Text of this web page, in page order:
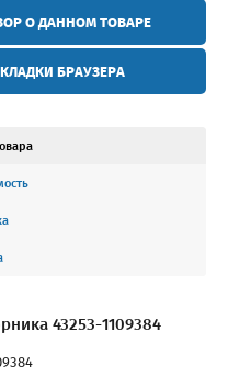
О ДАННОМ ТОВАРЕ
БРАУЗЕРА
43253-1109384